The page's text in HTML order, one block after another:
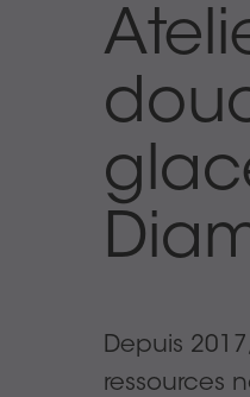
Depuis
ressources